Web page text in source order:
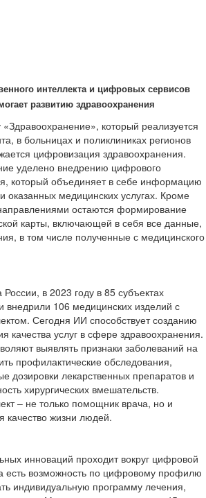
интеллекта и цифровых сервисов
развитию здравоохранения
который реализуется
в больницах и поликлиниках регионов
цифровизация здравоохранения.
уделено внедрению цифрового
который объединяет в себе информацию
оказанных медицинских услугах. Кроме
остаются формирование
карты, включающей в себя все данные,
в том числе полученные с медицинского
в 2023 году в 85 субъектах
внедрили 106 медицинских изделий с
Сегодня ИИ способствует созданию
качества услуг в сфере здравоохранения.
выявлять признаки заболеваний на
профилактические обследования,
дозировки лекарственных препаратов и
хирургических вмешательств.
– не только помощник врача, но и
жизни людей.
инноваций проходит вокруг цифровой
есть возможность по цифровому профилю
индивидуальную программу лечения,